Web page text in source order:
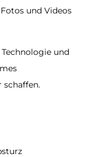
und Videos
und
schaffen.